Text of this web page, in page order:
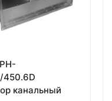
канальный